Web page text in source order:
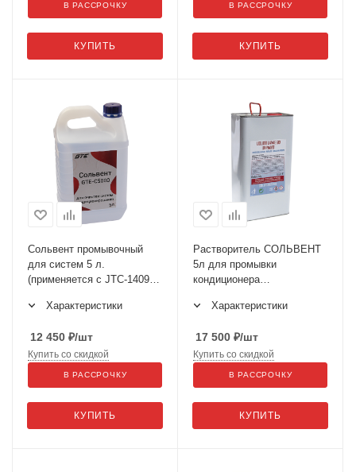
КУПИТЬ
В РАССРОЧКУ
КУПИТЬ
В РАССРОЧКУ
Сольвент промывочный
для систем 5 л.
(применяется с JTC-1409 И
Характеристики
12 450 ₽/шт
КУПИТЬ
Купить со скидкой
В РАССРОЧКУ
Растворитель СОЛЬВЕНТ
5л для промывки
кондиционера
1409 и JTC-4631) SPIN SRL
Характеристики
17 500 ₽/шт
КУПИТЬ
Купить со скидкой
В РАССРОЧКУ